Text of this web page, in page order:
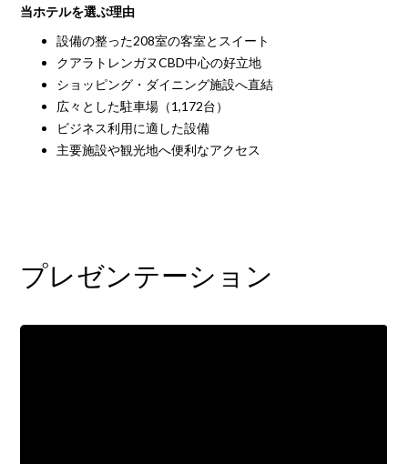
当ホテルを選ぶ理由
設備の整った208室の客室とスイート
クアラトレンガヌCBD中心の好立地
ショッピング・ダイニング施設へ直結
広々とした駐車場（1,172台）
ビジネス利用に適した設備
主要施設や観光地へ便利なアクセス
プレゼンテーション